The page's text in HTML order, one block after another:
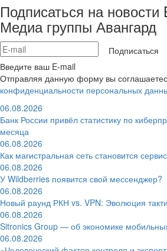
Подписаться на
Медиа группы Авангард
Подписаться
Введите ваш E-mail
Отправляя данную форму вы
конфиденциальности персональных
06.08.2026
Банк России привёл статистику по
месяца
06.08.2026
Как магистральная сеть становится
06.08.2026
У Wildberries появится свой мессенджер?
06.08.2026
Новый раунд РКН vs. VPN: Эволюция
06.08.2026
Sitronics Group — об экономике
06.08.2026